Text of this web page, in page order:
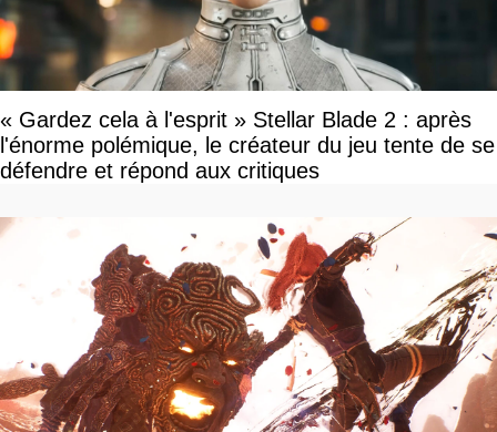
« Gardez cela à l'esprit » Stellar Blade 2 : après
l'énorme polémique, le créateur du jeu tente de se
défendre et répond aux critiques